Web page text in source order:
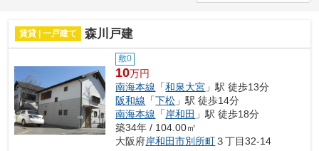
賃貸 | 一戸建て 森川戸建
敷0
10万円
南海本線 「和泉大宮 」駅 徒歩13分
阪和線 「下松 」駅 徒歩14分
南海本線 「岸和田 」駅 徒歩18分
築34年 / 104.00㎡
大阪府岸和田市別所町３丁目32-14